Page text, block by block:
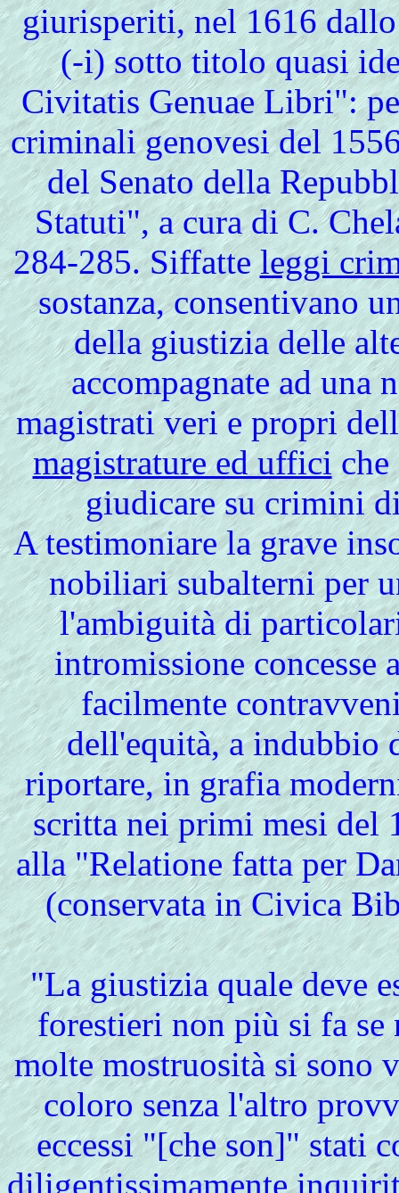
giurisperiti, nel 1616 dallo
(-i) sotto titolo quasi
Civitatis Genuae Libri":
criminali genovesi del
del Senato della
Statuti", a cura di C.
284-285.Siffatte leggi
sostanza, consentivano
della giustizia delle
accompagnate ad una
magistrati veri e propri
magistrature ed ufficiche
giudicare su crimini
A testimoniare la grave
nobiliari subalterni per
l'ambiguità di
intromissione concesse
facilmente
dell'equità, a indubbio
riportare, in grafia
scritta nei primi mesi del
alla "Relatione fatta per
(conservata in Civica
"La giustizia quale deve
forestieri non più si fa
molte mostruosità si sono
coloro senza l'altro
eccessi "[che son]" stati
diligentissimamente